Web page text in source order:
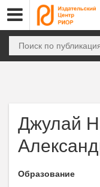
Джулай
Образование